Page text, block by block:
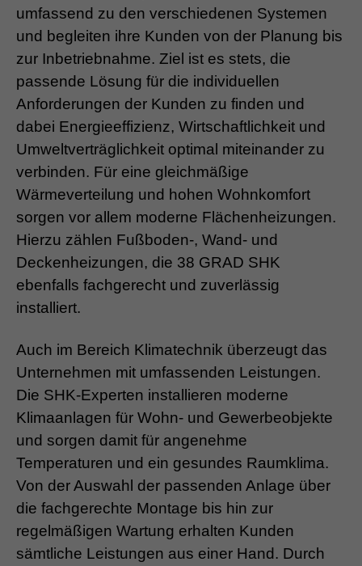
umfassend zu den verschiedenen Systemen
und begleiten ihre Kunden von der Planung bis
zur Inbetriebnahme. Ziel ist es stets, die
passende Lösung für die individuellen
Anforderungen der Kunden zu finden und
dabei Energieeffizienz, Wirtschaftlichkeit und
Umweltverträglichkeit optimal miteinander zu
verbinden. Für eine gleichmäßige
Wärmeverteilung und hohen Wohnkomfort
sorgen vor allem moderne Flächenheizungen.
Hierzu zählen Fußboden-, Wand- und
Deckenheizungen, die 38 GRAD SHK
ebenfalls fachgerecht und zuverlässig
installiert.
Auch im Bereich Klimatechnik überzeugt das
Unternehmen mit umfassenden Leistungen.
Die SHK-Experten installieren moderne
Klimaanlagen für Wohn- und Gewerbeobjekte
und sorgen damit für angenehme
Temperaturen und ein gesundes Raumklima.
Von der Auswahl der passenden Anlage über
die fachgerechte Montage bis hin zur
regelmäßigen Wartung erhalten Kunden
sämtliche Leistungen aus einer Hand. Durch